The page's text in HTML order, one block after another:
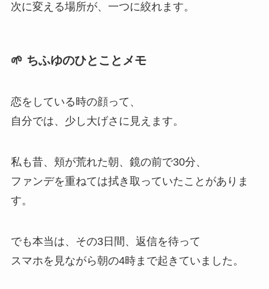
次に変える場所が、一つに絞れます。
🌱 ちふゆのひとことメモ
恋をしている時の顔って、
自分では、少し大げさに見えます。
私も昔、頬が荒れた朝、鏡の前で30分、
ファンデを重ねては拭き取っていたことがありま
す。
でも本当は、その3日間、返信を待って
スマホを見ながら朝の4時まで起きていました。